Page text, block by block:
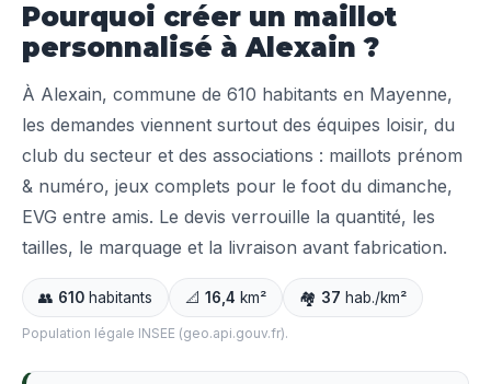
Pourquoi créer un maillot
personnalisé à Alexain ?
À Alexain, commune de 610 habitants en Mayenne,
les demandes viennent surtout des équipes loisir, du
club du secteur et des associations : maillots prénom
& numéro, jeux complets pour le foot du dimanche,
EVG entre amis. Le devis verrouille la quantité, les
tailles, le marquage et la livraison avant fabrication.
👥 610 habitants 📐 16,4 km² 🏘️ 37 hab./km²
Population légale INSEE (geo.api.gouv.fr).